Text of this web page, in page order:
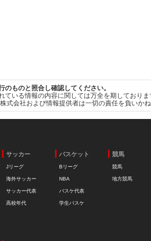
のものと照合し確認してください。
ている情報の内容に関しては万全を期しており
会社および情報提供者は一切の責任を負いかね
サッカー
Jリーグ
海外サッカー
サッカー代表
高校年代
バスケット
Bリーグ
NBA
バスケ代表
学生バスケ
競馬
競馬
地方競馬